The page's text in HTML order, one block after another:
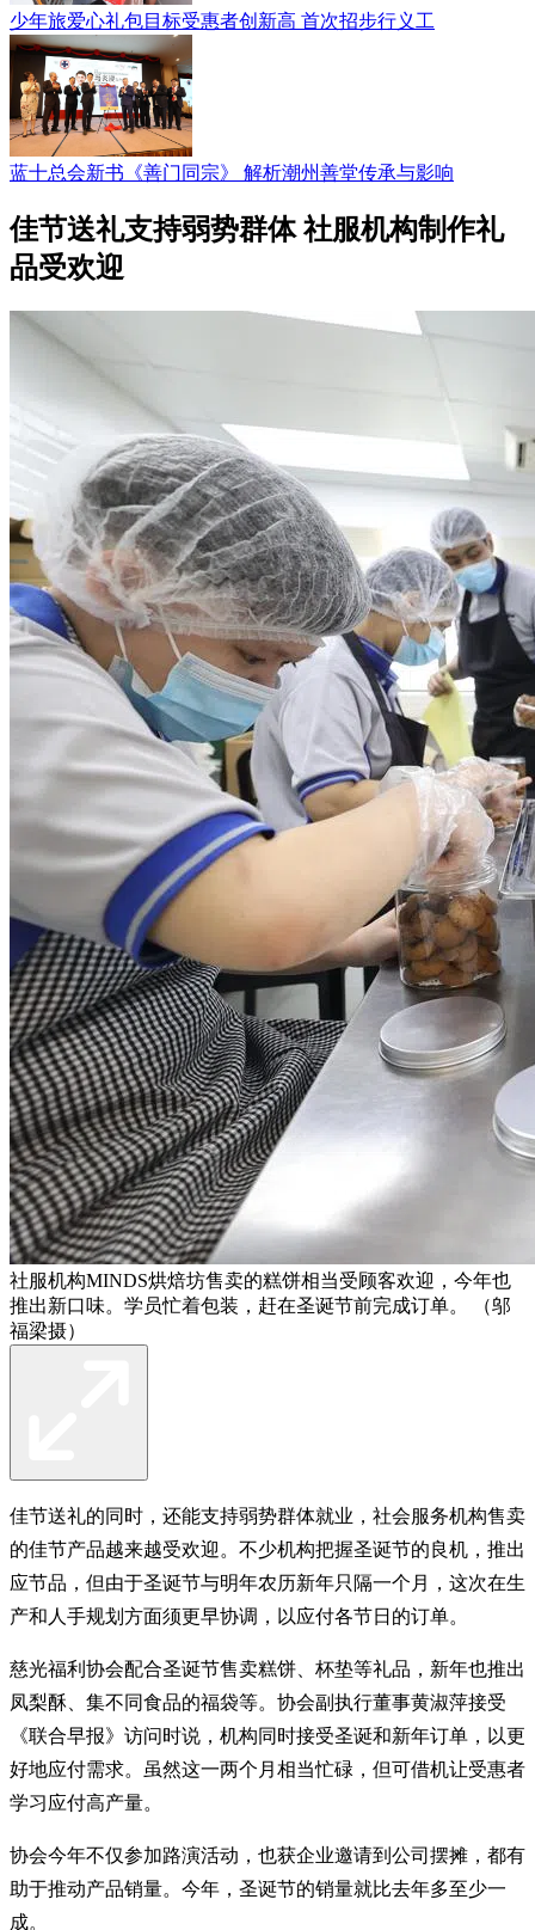
少年旅爱心礼包目标受惠者创新高 首次招步行义工
蓝十总会新书《善门同宗》 解析潮州善堂传承与影响
佳节送礼支持弱势群体 社服机构制作礼
品受欢迎
社服机构MINDS烘焙坊售卖的糕饼相当受顾客欢迎，今年也
推出新口味。学员忙着包装，赶在圣诞节前完成订单。 （邬
福梁摄）
佳节送礼的同时，还能支持弱势群体就业，社会服务机构售卖
的佳节产品越来越受欢迎。不少机构把握圣诞节的良机，推出
应节品，但由于圣诞节与明年农历新年只隔一个月，这次在生
产和人手规划方面须更早协调，以应付各节日的订单。
慈光福利协会配合圣诞节售卖糕饼、杯垫等礼品，新年也推出
凤梨酥、集不同食品的福袋等。协会副执行董事黄淑萍接受
《联合早报》访问时说，机构同时接受圣诞和新年订单，以更
好地应付需求。虽然这一两个月相当忙碌，但可借机让受惠者
学习应付高产量。
协会今年不仅参加路演活动，也获企业邀请到公司摆摊，都有
助于推动产品销量。今年，圣诞节的销量就比去年多至少一
成。